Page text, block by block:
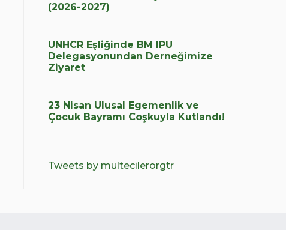
(2026-2027)
UNHCR Eşliğinde BM IPU
Delegasyonundan Derneğimize
Ziyaret
23 Nisan Ulusal Egemenlik ve
Çocuk Bayramı Coşkuyla Kutlandı!
Tweets by multecilerorgtr